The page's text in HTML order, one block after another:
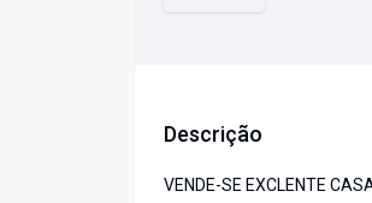
Descrição
VENDE-SE EXCLENTE